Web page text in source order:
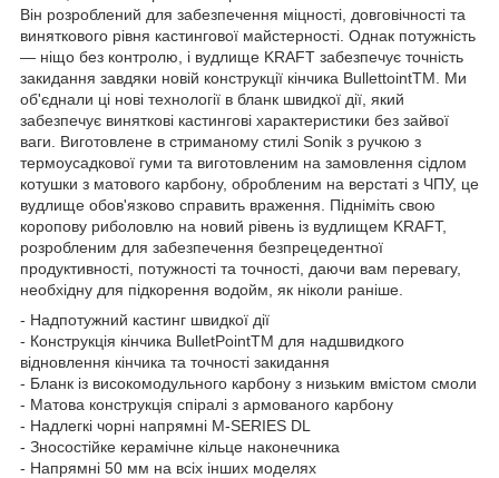
Він розроблений для забезпечення міцності, довговічності та
виняткового рівня кастингової майстерності. Однак потужність
— ніщо без контролю, і вудлище KRAFT забезпечує точність
закидання завдяки новій конструкції кінчика BullettointTM. Ми
об'єднали ці нові технології в бланк швидкої дії, який
забезпечує виняткові кастингові характеристики без зайвої
ваги. Виготовлене в стриманому стилі Sonik з ручкою з
термоусадкової гуми та виготовленим на замовлення сідлом
котушки з матового карбону, обробленим на верстаті з ЧПУ, це
вудлище обов'язково справить враження. Підніміть свою
коропову риболовлю на новий рівень із вудлищем KRAFT,
розробленим для забезпечення безпрецедентної
продуктивності, потужності та точності, даючи вам перевагу,
необхідну для підкорення водойм, як ніколи раніше.
- Надпотужний кастинг швидкої дії
- Конструкція кінчика BulletPointTM для надшвидкого
відновлення кінчика та точності закидання
- Бланк із високомодульного карбону з низьким вмістом смоли
- Матова конструкція спіралі з армованого карбону
- Надлегкі чорні напрямні M-SERIES DL
- Зносостійке керамічне кільце наконечника
- Напрямні 50 мм на всіх інших моделях